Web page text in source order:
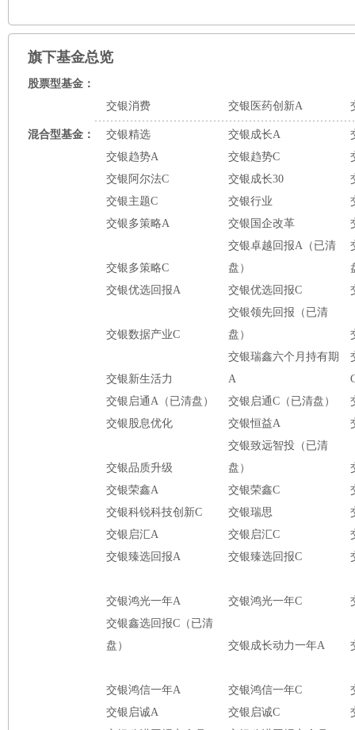
旗下基金总览
股票型基金：
交银消费
交银医药创新A
混合型基金： 交银精选 交银成长A
交银趋势A
交银趋势C
交银阿尔法C
交银成长30
交银主题C
交银行业
交银多策略A
交银国企改革
交银多策略C
交银卓越回报A（已清
盘）
交银优选回报A
交银优选回报C
交银数据产业C
交银领先回报（已清
盘）
交银新生活力
交银瑞鑫六个月持有期
A
交银启通A（已清盘）
交银启通C（已清盘）
交银股息优化
交银恒益A
交银品质升级
交银致远智投（已清
盘）
交银荣鑫A
交银荣鑫C
交银科锐科技创新C
交银瑞思
交银启汇A
交银启汇C
交银臻选回报A
交银臻选回报C
交银鸿光一年A 交银鸿光一年C
交银鑫选回报C（已清
盘）
交银成长动力一年A
交银鸿信一年A 交银鸿信一年C
交银启诚A
交银启诚C